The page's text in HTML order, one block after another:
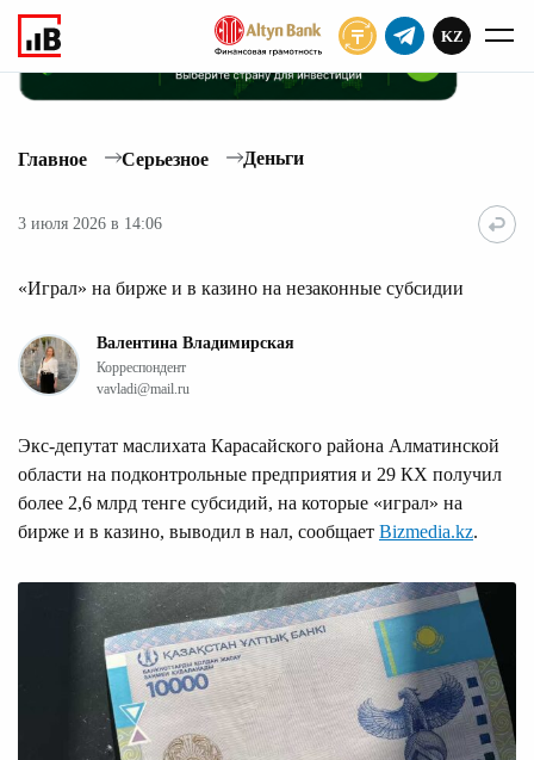
KZ
Главное Серьезное Деньги
3 июля 2026 в 14:06
«Играл» на бирже и в казино на незаконные субсидии
Валентина Владимирская
Корреспондент
vavladi@mail.ru
Экс-депутат маслихата Карасайского района Алматинской
области на подконтрольные предприятия и 29 КХ получил
более 2,6 млрд тенге субсидий, на которые «играл» на
бирже и в казино, выводил в нал, сообщает Bizmedia.kz.